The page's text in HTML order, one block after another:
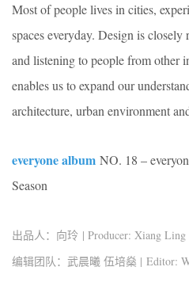
Most of people lives in cities,
spaces everyday. Design is closely
and listening to people from other
enables us to expand our
architecture, urban environment
everyone album NO. 18 –
Season
出品人：向玲 | Producer: Xiang Ling
编辑团队：武晨曦 伍培燊 | Editor: